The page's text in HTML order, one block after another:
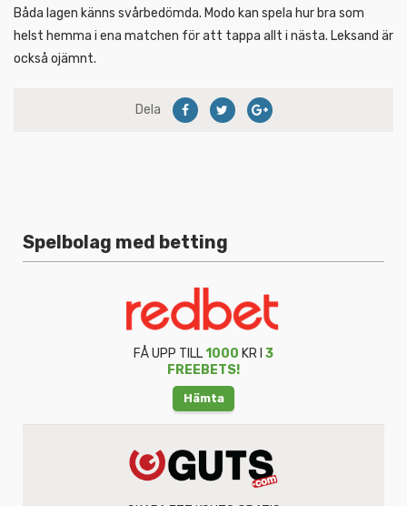
Båda lagen känns svårbedömda. Modo kan spela hur bra som
helst hemma i ena matchen för att tappa allt i nästa. Leksand är
också ojämnt.
Dela
Spelbolag med betting
FÅ UPP TILL1000 KR I 3
FREEBETS!
Hämta